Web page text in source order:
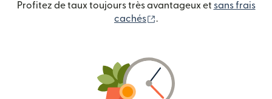
Profitez de taux toujours très avantageux et sans frais
cachés
.